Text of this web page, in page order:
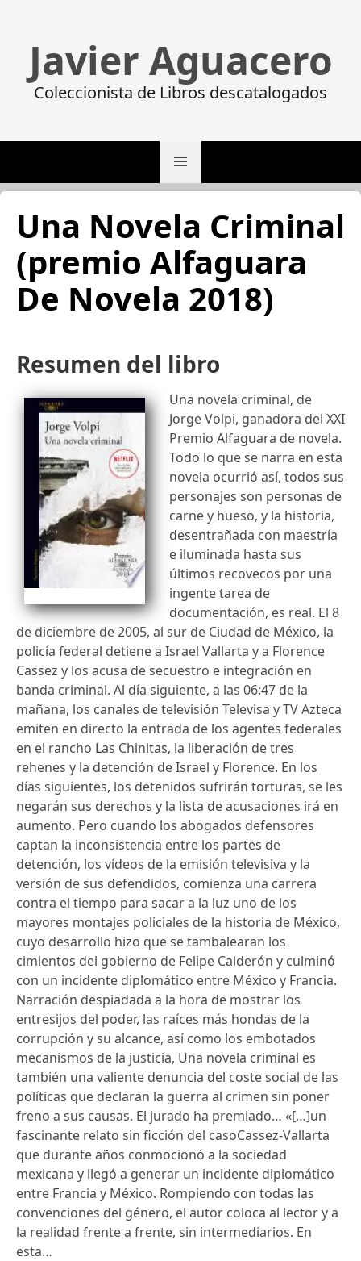
Javier Aguacero
Coleccionista de Libros descatalogados
Una Novela Criminal
(premio Alfaguara
De Novela 2018)
Resumen del libro
Una novela criminal, de
Jorge Volpi, ganadora del XXI
Premio Alfaguara de novela.
Todo lo que se narra en esta
novela ocurrió así, todos sus
personajes son personas de
carne y hueso, y la historia,
desentrañada con maestría
e iluminada hasta sus
últimos recovecos por una
ingente tarea de
documentación, es real. El 8
de diciembre de 2005, al sur de Ciudad de México, la
policía federal detiene a Israel Vallarta y a Florence
Cassez y los acusa de secuestro e integración en
banda criminal. Al día siguiente, a las 06:47 de la
mañana, los canales de televisión Televisa y TV Azteca
emiten en directo la entrada de los agentes federales
en el rancho Las Chinitas, la liberación de tres
rehenes y la detención de Israel y Florence. En los
días siguientes, los detenidos sufrirán torturas, se les
negarán sus derechos y la lista de acusaciones irá en
aumento. Pero cuando los abogados defensores
captan la inconsistencia entre los partes de
detención, los vídeos de la emisión televisiva y la
versión de sus defendidos, comienza una carrera
contra el tiempo para sacar a la luz uno de los
mayores montajes policiales de la historia de México,
cuyo desarrollo hizo que se tambalearan los
cimientos del gobierno de Felipe Calderón y culminó
con un incidente diplomático entre México y Francia.
Narración despiadada a la hora de mostrar los
entresijos del poder, las raíces más hondas de la
corrupción y su alcance, así como los embotados
mecanismos de la justicia, Una novela criminal es
también una valiente denuncia del coste social de las
políticas que declaran la guerra al crimen sin poner
freno a sus causas. El jurado ha premiado… «[…]un
fascinante relato sin ficción del casoCassez-Vallarta
que durante años conmocionó a la sociedad
mexicana y llegó a generar un incidente diplomático
entre Francia y México. Rompiendo con todas las
convenciones del género, el autor coloca al lector y a
la realidad frente a frente, sin intermediarios. En
esta…